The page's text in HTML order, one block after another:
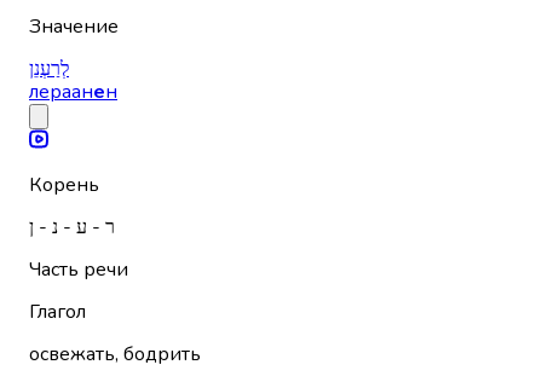
Значение
לְרַעְנֵן
лераанен
Корень
ר - ע - נ - ן
Часть речи
Глагол
освежать, бодрить